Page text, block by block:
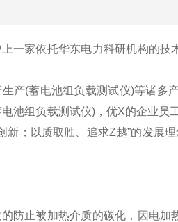
一家依托华东电力科研机构的技
产(蓄电池组负载测试仪)等诸多
池组负载测试仪)，优X的企业员
；以质取胜、追求Z越”的发展
防止被加热介质的碳化，因电加